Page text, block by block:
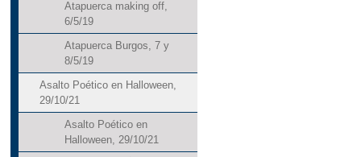
Atapuerca making off,
6/5/19
Atapuerca Burgos, 7 y
8/5/19
Asalto Poético en Halloween,
29/10/21
Asalto Poético en
Halloween, 29/10/21